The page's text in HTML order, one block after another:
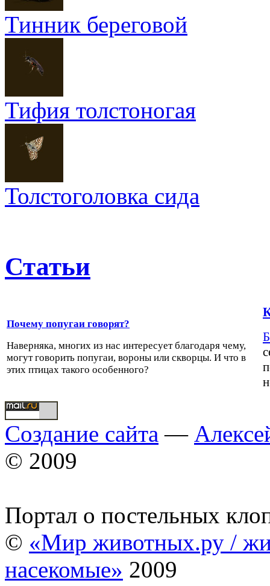
Тинник береговой
Тифия толстоногая
Толстоголовка сида
Статьи
Почему попугаи говорят?
Наверняка, многих из нас интересует благодаря чему,
могут говорить попугаи, вороны или скворцы. И что в
этих птицах такого особенного?
Создание сайта —
© 2009
Портал о постельных
© «Мир животных.ру /
насекомые» 2009